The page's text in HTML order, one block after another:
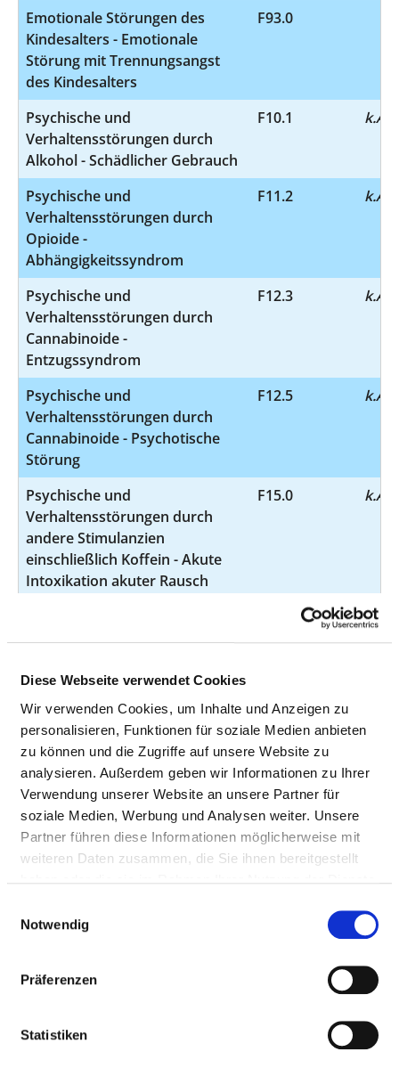
Diese Webseite verwendet Cookies
Wir verwenden Cookies, um Inhalte und Anzeigen zu
personalisieren, Funktionen für soziale Medien anbieten
zu können und die Zugriffe auf unsere Website zu
analysieren. Außerdem geben wir Informationen zu Ihrer
Verwendung unserer Website an unsere Partner für
soziale Medien, Werbung und Analysen weiter. Unsere
Partner führen diese Informationen möglicherweise mit
weiteren Daten zusammen, die Sie ihnen bereitgestellt
Notwendig
Präferenzen
Statistiken
Emotionale Störungen des
Kindesalters - Emotionale
Störung mit Trennungsangst
des Kindesalters
F93.0
Psychische und
Verhaltensstörungen durch
Alkohol - Schädlicher Gebrauch
F10.1 k.A.
Psychische und
Verhaltensstörungen durch
Opioide -
Abhängigkeitssyndrom
F11.2 k.A.
Psychische und
Verhaltensstörungen durch
Cannabinoide -
Entzugssyndrom
F12.3 k.A.
Psychische und
Verhaltensstörungen durch
Cannabinoide - Psychotische
Störung
F12.5 k.A.
Psychische und
Verhaltensstörungen durch
andere Stimulanzien
einschließlich Koffein - Akute
Intoxikation akuter Rausch
F15.0 k.A.
Verhaltensstörungen durch
einschließlich Koffein -
Schädlicher Gebrauch
k.A.
Psychische und
Verhaltensstörungen durch
andere Stimulanzien
einschließlich Koffein -
Psychotische Störung
F15.5 k.A.
Psychische und
Abhängigkeitssyndrom
F16.2
Verhaltensstörungen durch
Psychische und
k.A.